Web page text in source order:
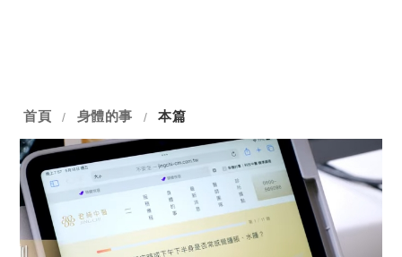
首頁 / 身體的事 / 本篇